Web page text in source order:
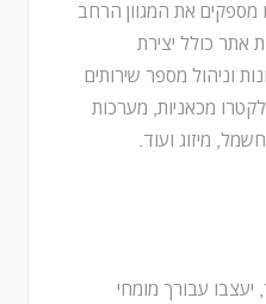
מספקים את המגוון הרחב
אתר כולל יצירת
וניהול מספר שירותים
מכאניות, מערכות
מיזוג ועוד.
יעצבו עבורך מומחי